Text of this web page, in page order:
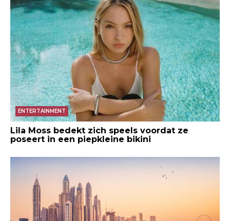
ENTERTAINMENT
Lila Moss bedekt zich speels voordat ze
poseert in een piepkleine bikini